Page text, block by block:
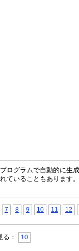
ログラムで自動的に生
ていることもあります
7 8 9 10 11 12
： 10